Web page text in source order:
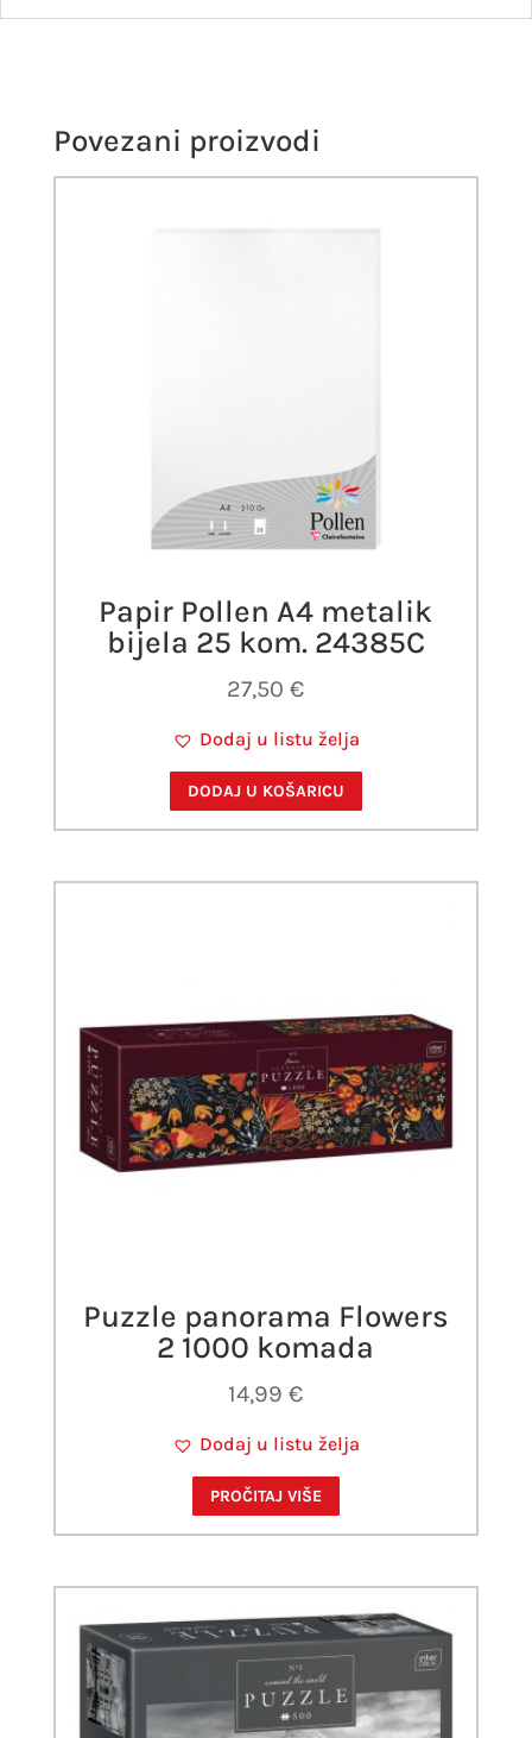
Povezani proizvodi
Papir Pollen A4 metalik
bijela 25 kom. 24385C
27,50€
Dodaj u listu želja
DODAJ U KOŠARICU
Puzzle panorama Flowers
2 1000 komada
14,99€
Dodaj u listu želja
PROČITAJ VIŠE